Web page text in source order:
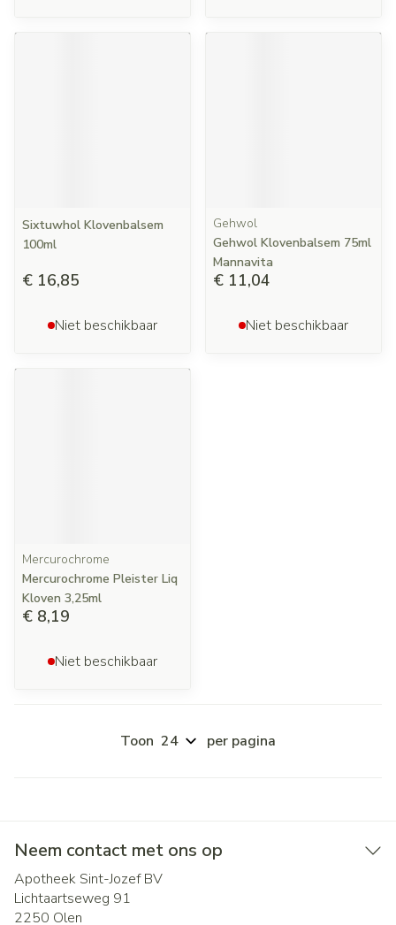
Sixtuwhol Klovenbalsem
100ml
€ 16,85
Niet beschikbaar
Gehwol
Gehwol Klovenbalsem 75ml
Mannavita
€ 11,04
Niet beschikbaar
Mercurochrome
Mercurochrome Pleister Liq
Kloven 3,25ml
€ 8,19
Niet beschikbaar
Toon per pagina
Neem contact met ons op
Apotheek Sint-Jozef BV
Lichtaartseweg 91
2250 Olen